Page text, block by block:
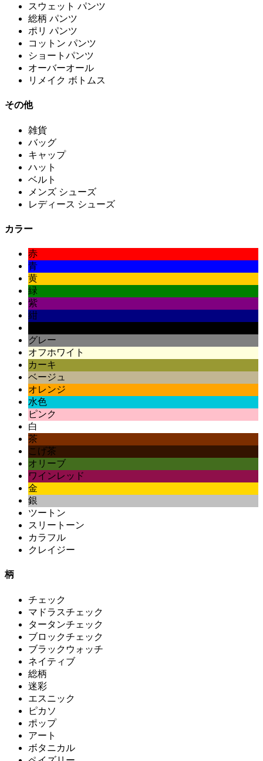
スウェット パンツ
総柄 パンツ
ポリ パンツ
コットン パンツ
ショートパンツ
オーバーオール
リメイク ボトムス
その他
雑貨
バッグ
キャップ
ハット
ベルト
メンズ シューズ
レディース シューズ
カラー
赤
青
黄
緑
紫
紺
グレー
オフホワイト
カーキ
ベージュ
オレンジ
水色
ピンク
白
茶
こげ茶
オリーブ
ワインレッド
金
銀
ツートン
スリートーン
カラフル
クレイジー
柄
チェック
マドラスチェック
タータンチェック
ブロックチェック
ブラックウォッチ
ネイティブ
総柄
迷彩
エスニック
ピカソ
ポップ
アート
ボタニカル